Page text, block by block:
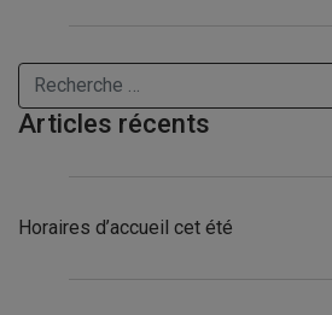
Rechercher
Articles récents
Horaires d’accueil cet été